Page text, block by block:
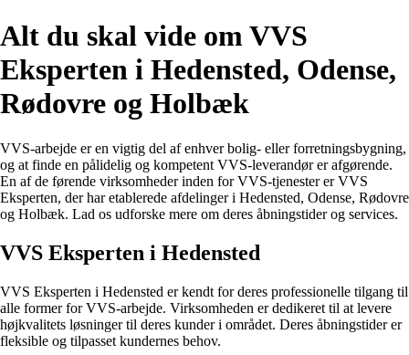
Alt du skal vide om VVS
Eksperten i Hedensted, Odense,
Rødovre og Holbæk
VVS-arbejde er en vigtig del af enhver bolig- eller forretningsbygning,
og at finde en pålidelig og kompetent VVS-leverandør er afgørende.
En af de førende virksomheder inden for VVS-tjenester er VVS
Eksperten, der har etablerede afdelinger i Hedensted, Odense, Rødovre
og Holbæk. Lad os udforske mere om deres åbningstider og services.
VVS Eksperten i Hedensted
VVS Eksperten i Hedensted er kendt for deres professionelle tilgang til
alle former for VVS-arbejde. Virksomheden er dedikeret til at levere
højkvalitets løsninger til deres kunder i området. Deres åbningstider er
fleksible og tilpasset kundernes behov.